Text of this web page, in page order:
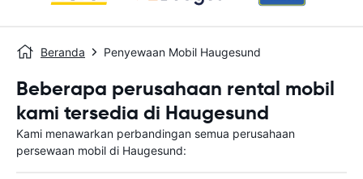
Beranda Penyewaan Mobil Haugesund
Beberapa perusahaan rental mobil
kami tersedia di Haugesund
Kami menawarkan perbandingan semua perusahaan
persewaan mobil di Haugesund: